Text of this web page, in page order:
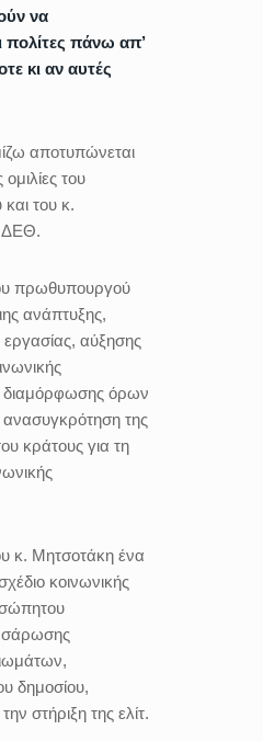
να
πολίτες πάνω απ’
κι αν αυτές
αποτυπώνεται
του
του κ.
ΔΕΘ.
πρωθυπουργού
ανάπτυξης,
αύξησης
διαμόρφωσης όρων
ανασυγκρότηση της
κράτους για τη
κ. Μητσοτάκη ένα
κοινωνικής
σάρωσης
δημοσίου,
στήριξη της ελίτ.